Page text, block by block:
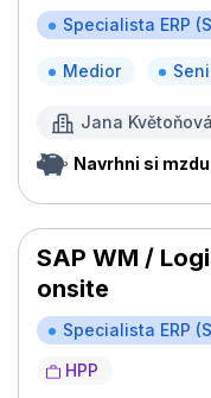
Specialista ERP
Medior
Jana
Navrhni si mzdu
SAP WM /
onsite
Specialista ERP
HPP